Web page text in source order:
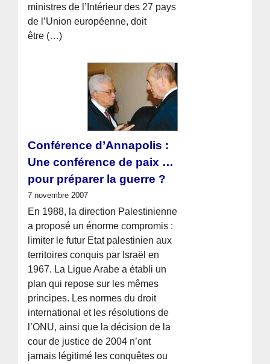
ministres de l’Intérieur des 27 pays
de l’Union européenne, doit
être (…)
Conférence d’Annapolis :
Une conférence de paix …
pour préparer la guerre ?
7 novembre 2007
En 1988, la direction Palestinienne
a proposé un énorme compromis :
limiter le futur Etat palestinien aux
territoires conquis par Israël en
1967. La Ligue Arabe a établi un
plan qui repose sur les mêmes
principes. Les normes du droit
international et les résolutions de
l’ONU, ainsi que la décision de la
cour de justice de 2004 n’ont
jamais légitimé les conquêtes ou